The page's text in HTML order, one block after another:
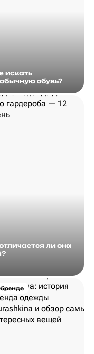
искать
обувь?
ли она